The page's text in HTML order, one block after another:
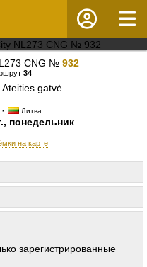
CNG № 932
34
gatvė
· Литва
понедельник
на карте
зарегистрированные